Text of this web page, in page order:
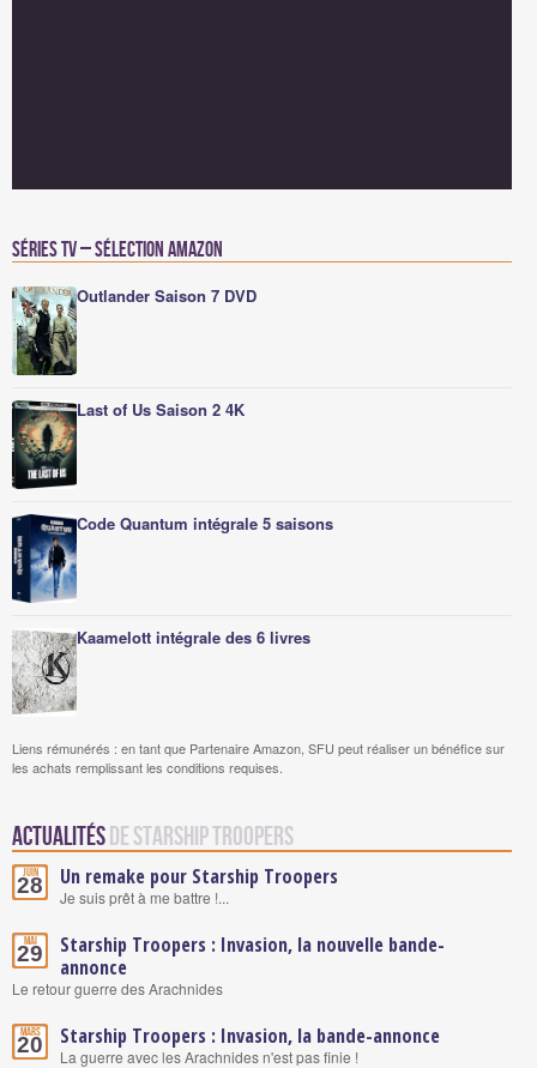
Séries TV – Sélection Amazon
Outlander Saison 7 DVD
Last of Us Saison 2 4K
Code Quantum intégrale 5 saisons
Kaamelott intégrale des 6 livres
Liens rémunérés : en tant que Partenaire Amazon, SFU peut réaliser un bénéfice sur
les achats remplissant les conditions requises.
Actualités de Starship Troopers
Juin
28 Un remake pour Starship Troopers
Je suis prêt à me battre !...
Mai
29
Starship Troopers : Invasion, la nouvelle bande-
annonce
Le retour guerre des Arachnides
Mars
20 Starship Troopers : Invasion, la bande-annonce
La guerre avec les Arachnides n'est pas finie !